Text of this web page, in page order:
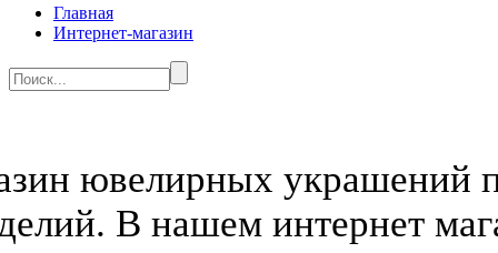
Главная
Интернет-магазин
ювелирных украшений
В нашем интернет